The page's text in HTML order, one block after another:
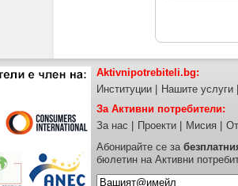
Aktivnipotrebiteli.bg:
Институции
Нашите услуги
За Активни потребители:
За нас
Проекти Мисия
Абонирайте се за
бюлетин на Активни